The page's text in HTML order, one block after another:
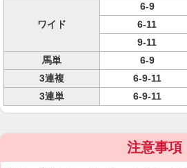
ワイド
6-9
6-11
9-11
馬単
6-9
3連複
6-9-11
3連単
6-9-11
注意事項